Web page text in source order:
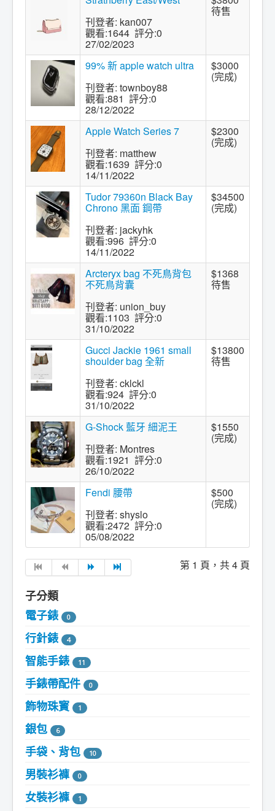
刊登者: kan007
觀看:1644 評分:0
27/02/2023
待售
99% 新 apple watch ultra
刊登者: townboy88
觀看:881 評分:0
28/12/2022
$3000
(完成)
Apple Watch Series 7
刊登者: matthew
觀看:1639 評分:0
14/11/2022
$2300
(完成)
Tudor 79360n Black Bay
Chrono 黑面 鋼帶
刊登者: jackyhk
觀看:996 評分:0
14/11/2022
$34500
(完成)
Arcteryx bag 不死鳥背包
不死鳥背囊
刊登者: union_buy
觀看:1103 評分:0
31/10/2022
$1368
待售
Gucci Jackie 1961 small
shoulder bag 全新
刊登者: cklckl
觀看:924 評分:0
31/10/2022
$13800
待售
G-Shock 藍牙 細泥王
刊登者: Montres
觀看:1921 評分:0
26/10/2022
$1550
(完成)
Fendi 腰帶
刊登者: shyslo
觀看:2472 評分:0
05/08/2022
$500
(完成)
第 1 頁，共 4 頁
子分類
電子錶
0
行針錶 4
智能手錶 11
手錶帶配件 0
飾物珠寳 1
銀包 6
手袋、背包 10
男裝衫褲 0
女裝衫褲 1